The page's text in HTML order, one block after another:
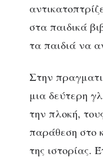
στα παιδικά
τα παιδιά να
Στην
μια δεύτερη
την πλοκή,
παράθεση στο
της ιστορίας.